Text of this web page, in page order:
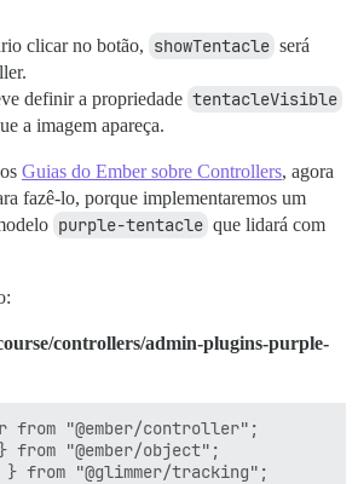
clicar no botão, showTentacle será
definir a propriedade tentacleVisible
a imagem apareça.
Guias do Ember sobre Controllers, agora
fazê-lo, porque implementaremos um
purple-tentacle que lidará com
controllers/admin-plugins-purple-
from "@ember/controller";
"@ember/object";
from "@glimmer/tracking";